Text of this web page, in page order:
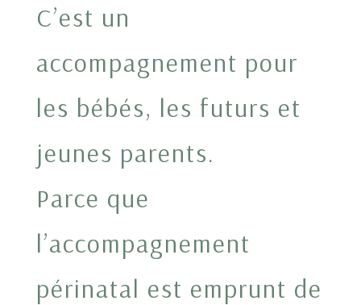
C’est un
accompagnement pour
les bébés, les futurs et
jeunes parents.
Parce que
l’accompagnement
périnatal est emprunt de